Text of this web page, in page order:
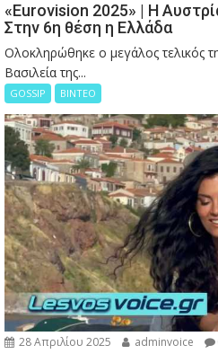
«Eurovision 2025» | Η
Στην 6η θέση η Ελλάδα
Ολοκληρώθηκε ο μεγάλος τελικός
Βασιλεία της...
GOSSIP ΒΙΝΤΕΟ
28 Απριλίου 2025 adminvoice